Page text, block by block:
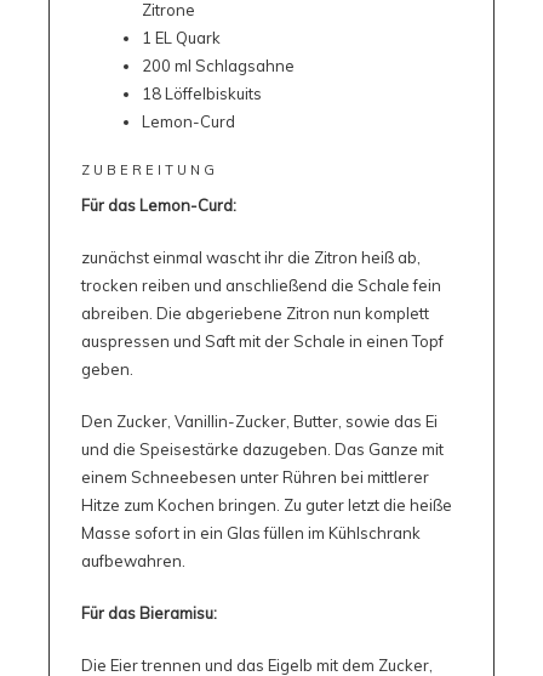
Zitrone
1 EL Quark
200 ml Schlagsahne
18 Löffelbiskuits
Lemon-Curd
ZUBEREITUNG
Für das Lemon-Curd:
zunächst einmal wascht ihr die Zitron heiß ab,
trocken reiben und anschließend die Schale fein
abreiben. Die abgeriebene Zitron nun komplett
auspressen und Saft mit der Schale in einen Topf
geben.
Den Zucker, Vanillin-Zucker, Butter, sowie das Ei
und die Speisestärke dazugeben. Das Ganze mit
einem Schneebesen unter Rühren bei mittlerer
Hitze zum Kochen bringen. Zu guter letzt die heiße
Masse sofort in ein Glas füllen im Kühlschrank
aufbewahren.
Für das Bieramisu:
Die Eier trennen und das Eigelb mit dem Zucker,